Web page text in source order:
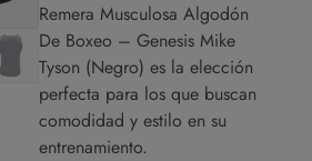
Remera Musculosa Algodón
De Boxeo – Genesis Mike
Tyson (Negro) es la elección
perfecta para los que buscan
comodidad y estilo en su
entrenamiento.